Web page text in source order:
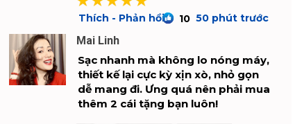
Thích - Phản hồi 10 50 phút trước
Mai Linh
Sạc nhanh mà không lo nóng máy,
thiết kế lại cực kỳ xịn xò, nhỏ gọn
dễ mang đi. Ưng quá nên phải mua
thêm 2 cái tặng bạn luôn!